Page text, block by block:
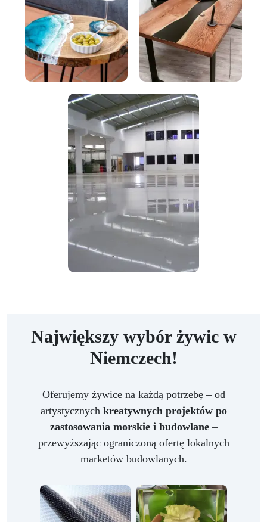
Największy wybór żywic w
Niemczech!
Oferujemy żywice na każdą potrzebę – od
artystycznych kreatywnych projektów po
zastosowania morskie i budowlane–
przewyższając ograniczoną ofertę lokalnych
marketów budowlanych.